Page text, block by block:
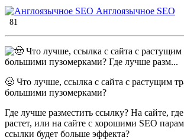
Англоязычное SEO
81
🤠 Что лучше, ссылка с сайта с растущим
большими пузомерками?
Где лучше разместить ссылку? На сайте,
растет, или на сайте с хорошими SEO
ссылки будет больше эффекта?